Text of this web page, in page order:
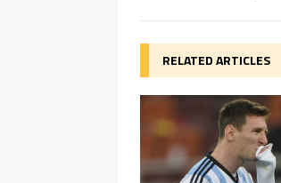
RELATED ARTICLES